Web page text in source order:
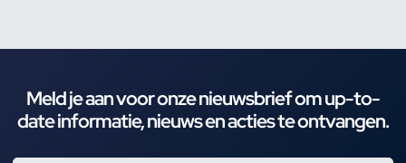
Meld je aan voor onze nieuwsbrief om up-to-
date informatie, nieuws en acties te ontvangen.